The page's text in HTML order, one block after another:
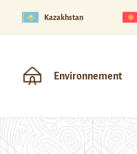
Kazakhstan
Environnement